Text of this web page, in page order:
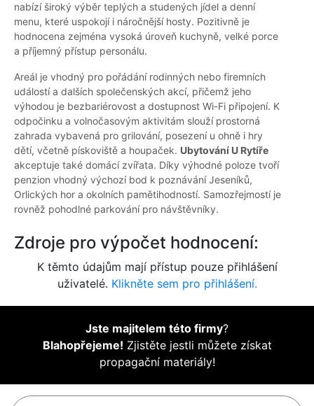
nabízí široký výběr teplých a studených jídel a denní
menu, které uspokojí i náročnější hosty. Pozitivně je
hodnocena zejména vysoká úroveň kuchyně, velké porce
a příjemný přístup personálu.
Areál je vhodný pro pořádání rodinných nebo firemních
událostí a dalších společenských akcí, přičemž jeho
výhodou je bezbariérovost a dostupnost Wi-Fi připojení. K
odpočinku a volnočasovým aktivitám slouží prostorná
zahrada vybavená pro grilování, posezení u ohně i hry
dětí, včetně pískoviště a houpaček. Ubytování U Rytíře
akceptuje také domácí zvířata. Díky výhodné poloze tvoří
penzion vhodný výchozí bod k poznávání Jeseníků,
Orlických hor a okolních pamětihodností. Samozřejmostí je
rovněž pohodlné parkování pro návštěvníky.
Zdroje pro výpočet hodnocení:
K těmto údajům mají přístup pouze přihlášení
uživatelé. Klikněte sem pro přihlášení.
Jste majitelem této firmy?
Blahopřejeme! Zjistěte jestli můžete získat
propagační materiály!